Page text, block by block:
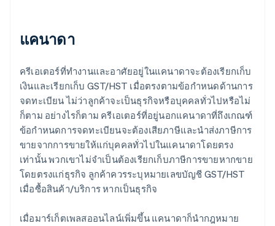
แคนาดา
ครีเอเตอร์ที่ทํางานและอาศัยอยู่ในแคนาดาจะต้องเรียกเก็บ
เงินและเรียกเก็บ GST/HST เมื่อตรงตามข้อกําหนดด้านการ
จดทะเบียน ไม่ว่าลูกค้าจะเป็นธุรกิจหรือบุคคลทั่วไปหรือไม่
ก็ตาม อย่างไรก็ตาม ครีเอเตอร์ที่อยู่นอกแคนาดาที่ถึงเกณฑ์
ข้อกําหนดการจดทะเบียนจะต้องเสียภาษีและนําส่งภาษีการ
ขายจากการขายให้แก่บุคคลทั่วไปในแคนาดาโดยตรง
เท่านั้น พวกเขาไม่จําเป็นต้องเรียกเก็บภาษีการขายหากขาย
โดยตรงแก่ธุรกิจ ลูกค้าควรระบุหมายเลขบัญชี GST/HST
เมื่อซื้อสินค้า/บริการ หากเป็นธุรกิจ
เมื่อมาร์เก็ตเพลสออนไลน์เพิ่มขึ้น แคนาดาก็นํากฎหมาย